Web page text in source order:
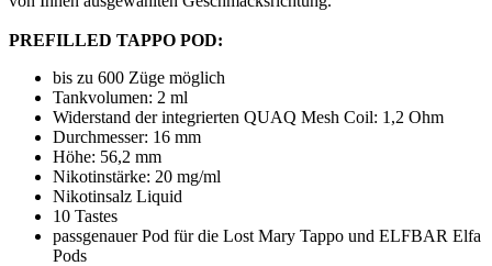
PREFILLED TAPPO POD:
bis zu 600 Züge möglich
Tankvolumen: 2 ml
Widerstand der integrierten QUAQ Mesh Coil: 1,2 Ohm
Durchmesser: 16 mm
Höhe: 56,2 mm
Nikotinstärke: 20 mg/ml
Nikotinsalz Liquid
10 Tastes
passgenauer Pod für die Lost Mary Tappo und ELFBAR Elfa
Pods